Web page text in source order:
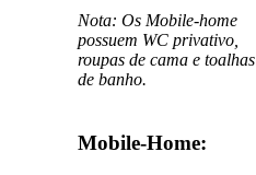
Nota: Os Mobile-home
possuem WC privativo,
roupas de cama e toalhas
de banho.
Mobile-Home: